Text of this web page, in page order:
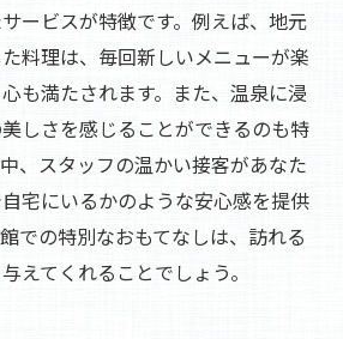
ービスが特徴です。例えば、地元
料理は、毎回新しいメニューが楽
も満たされます。また、温泉に浸
しさを感じることができるのも特
、スタッフの温かい接客があなた
宅にいるかのような安心感を提供
での特別なおもてなしは、訪れる
えてくれることでしょう。